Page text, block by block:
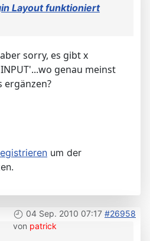
Layout funktioniert
sorry, es gibt x
genau meinst
ergänzen?
um der
04 Sep. 2010 07:17 #26958
von patrick